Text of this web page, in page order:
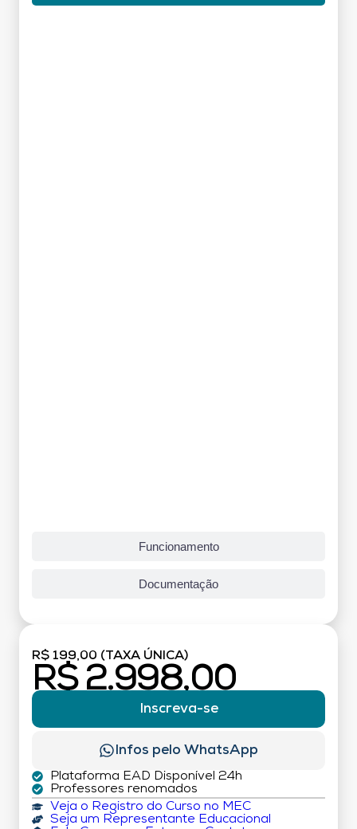
Funcionamento
Documentação
R$ 199,00 (TAXA ÚNICA)
R$ 2.998,00
Inscreva-se
Infos pelo WhatsApp
Plataforma EAD Disponível 24h
Professores renomados
Veja o Registro do Curso no MEC
Seja um Representante Educacional